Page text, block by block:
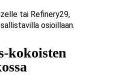
tai Refinery29,
osioillaan.
kokoisten